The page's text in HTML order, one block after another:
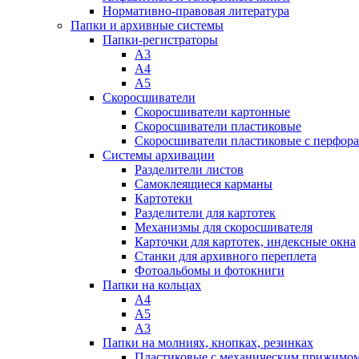
Нормативно-правовая литература
Папки и архивные системы
Папки-регистраторы
А3
А4
А5
Скоросшиватели
Скоросшиватели картонные
Скоросшиватели пластиковые
Скоросшиватели пластиковые с
Системы архивации
Разделители листов
Самоклеящиеся карманы
Картотеки
Разделители для картотек
Механизмы для скоросшивателя
Карточки для картотек, индексные окна
Станки для архивного переплета
Фотоальбомы и фотокниги
Папки на кольцах
А4
А5
А3
Папки на молниях, кнопках, резинках